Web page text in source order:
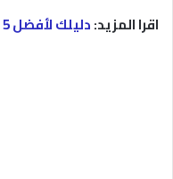
اقرا المزيد:دليلك لأفضل 5 برنامج إدارة الأعمال اليومية